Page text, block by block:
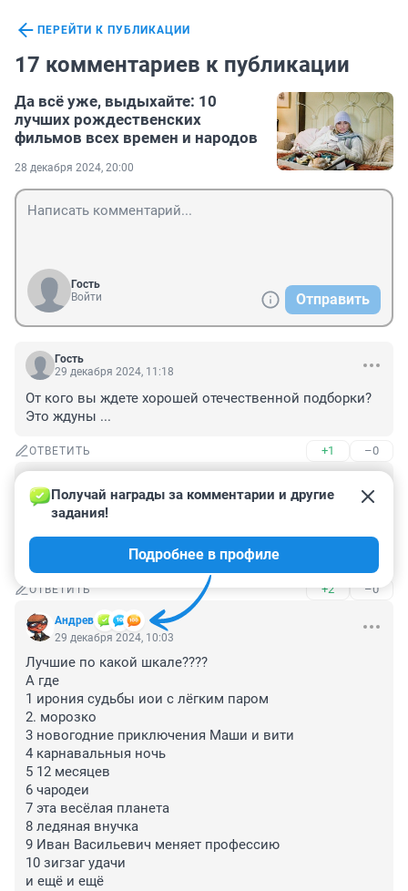
ПЕРЕЙТИ К ПУБЛИКАЦИИ
17 комментариев к публикации
Да всё уже, выдыхайте: 10
лучших рождественских
фильмов всех времен и народов
28 декабря 2024, 20:00
Гость
Войти
Отправить
Гость
29 декабря 2024, 11:18
От кого вы ждете хорошей отечественной подборки?
Это ждуны ...
ОТВЕТИТЬ +1 –0
29 декабря 2024, 10:24
Замерзшая в Майами прикольный фильм. Но тоже
иностранный. Из наших - Мужчина в моей голове, но
он больше для женщин, мужики не вытерпят)
ОТВЕТИТЬ +2 –0
Андрев
Получай награды за комментарии и другие
задания!
Подробнее в профиле
29 декабря 2024, 10:03
Лучшие по какой шкале????
А где
1 ирония судьбы иои с лёгким паром
2. морозко
3 новогодние приключения Маши и вити
4 карнавальныя ночь
5 12 месяцев
6 чародеи
7 эта весёлая планета
8 ледяная внучка
9 Иван Васильевич меняет профессию
10 зигзаг удачи
и ещё и ещё